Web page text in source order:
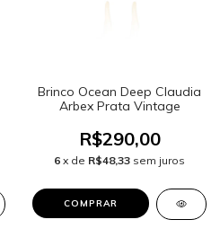
Brinco Ocean Deep Claudia
Arbex Prata Vintage
R$290,00
6 x de R$48,33 sem juros